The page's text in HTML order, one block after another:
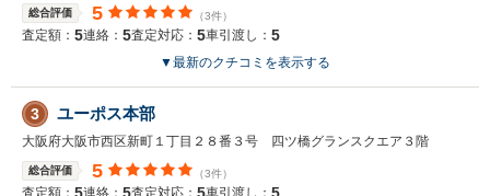
総合評価 5 （3件）
査定額： 5連絡： 5査定対応： 5車引渡し： 5
▼最新のクチコミを表示する
3 ユーポス本部
大阪府大阪市西区新町１丁目２８番３号 四ツ橋グランスクエア３階
総合評価 5 （3件）
査定額： 連絡： 査定対応： 車引渡し：